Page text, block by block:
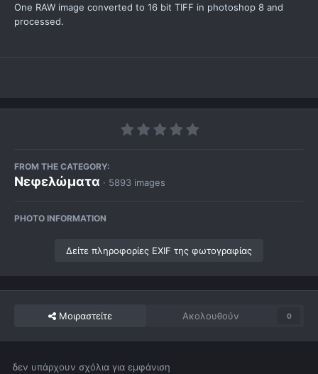
One RAW image converted to 16 bit TIFF in photoshop 8 and
processed.
FROM THE CATEGORY:
Νεφελώματα · 5893 images
PHOTO INFORMATION
Δείτε πληροφορίες EXIF της φωτογραφίας
Μοιραστείτε Ακολουθούν 0
δεν υπάρχουν σχόλια για εμφάνιση